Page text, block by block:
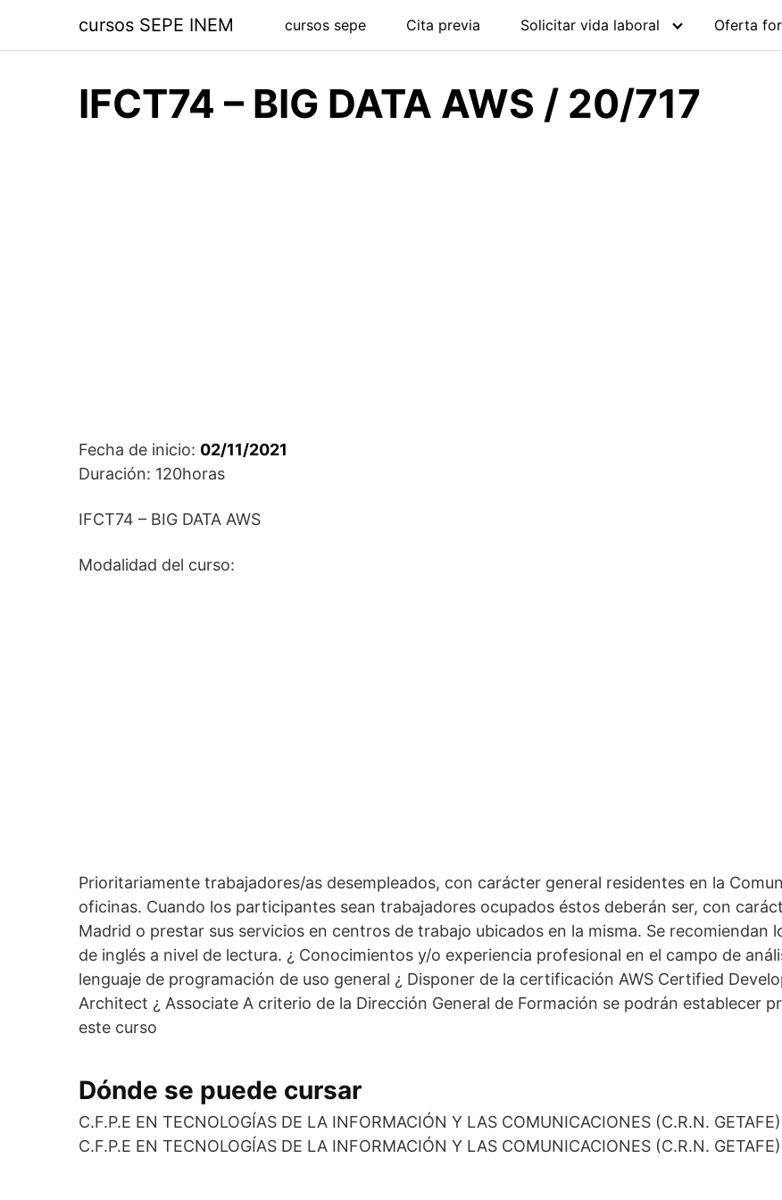
contenido
cursos SEPE INEM cursos sepe Cita previa Solicitar vida laboral Oferta
IFCT74 – BIG DATA AWS / 20/717
Fecha de inicio: 02/11/2021
Duración: 120horas
IFCT74 – BIG DATA AWS
Modalidad del curso:
Prioritariamente trabajadores/as desempleados, con carácter general residentes en la
oficinas. Cuando los participantes sean trabajadores ocupados éstos deberán ser, con
Madrid o prestar sus servicios en centros de trabajo ubicados en la misma. Se recomiendan
de inglés a nivel de lectura. ¿ Conocimientos y/o experiencia profesional en el campo de
lenguaje de programación de uso general ¿ Disponer de la certificación AWS Certified
Architect ¿ Associate A criterio de la Dirección General de Formación se podrán establecer
este curso
Dónde se puede cursar
C.F.P.E EN TECNOLOGÍAS DE LA INFORMACIÓN Y LAS COMUNICACIONES (C.R.N.
C.F.P.E EN TECNOLOGÍAS DE LA INFORMACIÓN Y LAS COMUNICACIONES (C.R.N. GETAFE)